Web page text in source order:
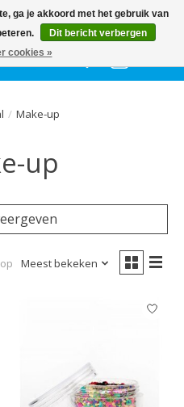
feestkleding & accessoires |
| Altijd gratis parkeren
Verlanglijst
/ Make-up
up
Meest bekeken
ga je akkoord met het gebruik van
Dit bericht verbergen
cookies »